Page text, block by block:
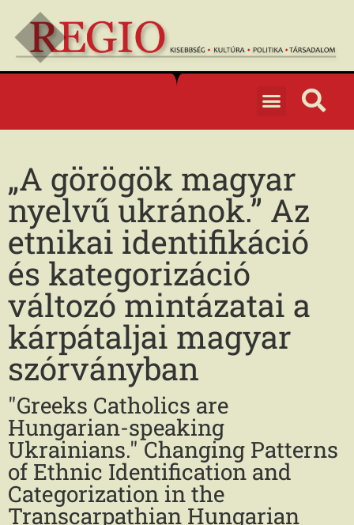
„A görögök magyar
nyelvű ukránok.” Az
etnikai identifikáció
és kategorizáció
változó mintázatai a
kárpátaljai magyar
szórványban
"Greeks Catholics are
Hungarian-speaking
Ukrainians." Changing Patterns
of Ethnic Identification and
Categorization in the
Transcarpathian Hungarian